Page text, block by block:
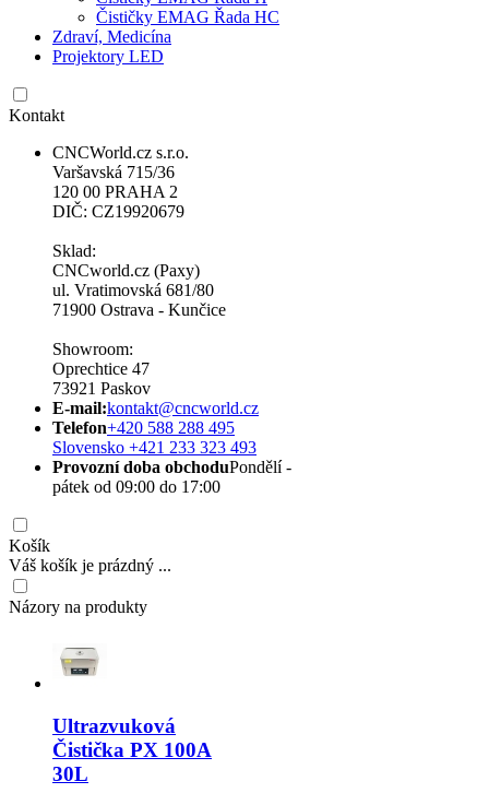
Čističky EMAG Řada HC
Zdraví, Medicína
Projektory LED
Kontakt
CNCWorld.cz s.r.o.
Varšavská 715/36
120 00 PRAHA 2
DIČ: CZ19920679
Sklad:
CNCworld.cz (Paxy)
ul. Vratimovská 681/80
71900 Ostrava - Kunčice
Showroom:
Oprechtice 47
73921 Paskov
E-mail:kontakt@cncworld.cz
Telefon+420 588 288 495
Slovensko +421 233 323 493
Provozní doba obchoduPondělí -
pátek od 09:00 do 17:00
Košík
Váš košík je prázdný ...
Názory na produkty
Ultrazvuková
Čistička PX 100A
30L